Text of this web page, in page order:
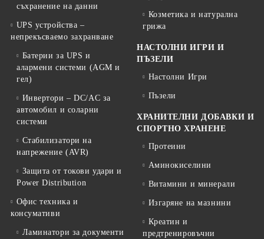
съхранение на данни
UPS устройства –
непрекъсваемо захранване
Батерии за UPS и
алармени системи (AGM и
гел)
Инвертори – DC/AC за
автомобил и соларни
системи
Стабилизатори на
напрежение (AVR)
Защита от токови удари и
Power Distribution
Офис техника и
консумативи
Ламинатори за документи
Козметика и натурална
грижа
НАСТОЛНИ ИГРИ И
ПЪЗЕЛИ
Настолни Игри
Пъзели
ХРАНИТЕЛНИ ДОБАВКИ И
СПОРТНО ХРАНЕНЕ
Протеини
Аминокиселини
Витамини и минерали
Изгаряне на мазнини
Креатин и
предтренировъчни